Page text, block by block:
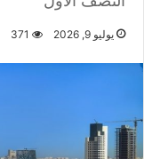
يوليو 9, 2026 371